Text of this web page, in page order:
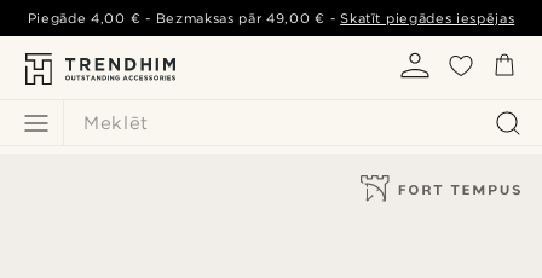
Meklēt
Piegāde4,00 € - Bezmaksas pār49,00 € -Skatīt piegādes iespējas